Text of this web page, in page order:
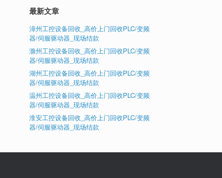
最新文章
漳州工控设备回收_高价上门回收PLC/变频
器/伺服驱动器_现场结款
滁州工控设备回收_高价上门回收PLC/变频
器/伺服驱动器_现场结款
湖州工控设备回收_高价上门回收PLC/变频
器/伺服驱动器_现场结款
温州工控设备回收_高价上门回收PLC/变频
器/伺服驱动器_现场结款
淮安工控设备回收_高价上门回收PLC/变频
器/伺服驱动器_现场结款